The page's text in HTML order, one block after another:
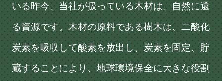
いる昨今、当社が扱っている木材は、自然に還
る資源です。木材の原料である樹木は、二酸化
炭素を吸収して酸素を放出し、炭素を固定、貯
蔵することにより、地球環境保全に大きな役割